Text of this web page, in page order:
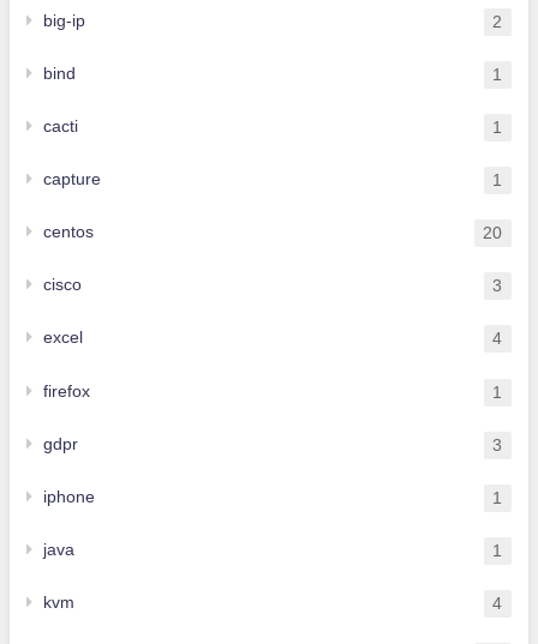
big-ip 2
bind 1
cacti 1
capture 1
centos 20
cisco 3
excel 4
firefox 1
gdpr 3
iphone 1
java 1
kvm 4